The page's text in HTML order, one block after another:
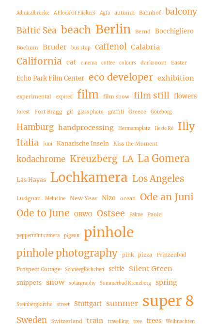
Admiralbrücke A Flock Of Flickers Agfa autumn Bahnhof
balcony
Baltic Sea beach Berlin Bernd Bocchigliero
Bochum Bruder bus stop caffenol Calabria
California cat cinema coffee colours darkroom Easter
Echo Park Film Center eco developer exhibition
experimental expired film film show film still flowers
forest Fort Bragg gif glass photo graffiti Greece Göteborg
Hamburg handprocessing Hermannplatz Ile de Ré Illy
Italia Juni Kanarische Inseln Kiss the Moment
kodachrome Kreuzberg LA La Gomera
Las Hayas Lochkamera Los Angeles
Lusignan Melusine New Year Nizo ocean
Ode an Juni
Ode to June
ORWO Ostsee Palme Paola
peppermint camera pigeon pinhole
pinhole photography pink pizza Prinzenbad
Prospect Cottage Schneeglöckchen selfie Silent Green
snippets snow solargraphy Sommerbad Kreuzberg spring
Steinbergkirche street Stuttgart summer super 8
Sweden Switzerland train travelling tree trees Weihnachten